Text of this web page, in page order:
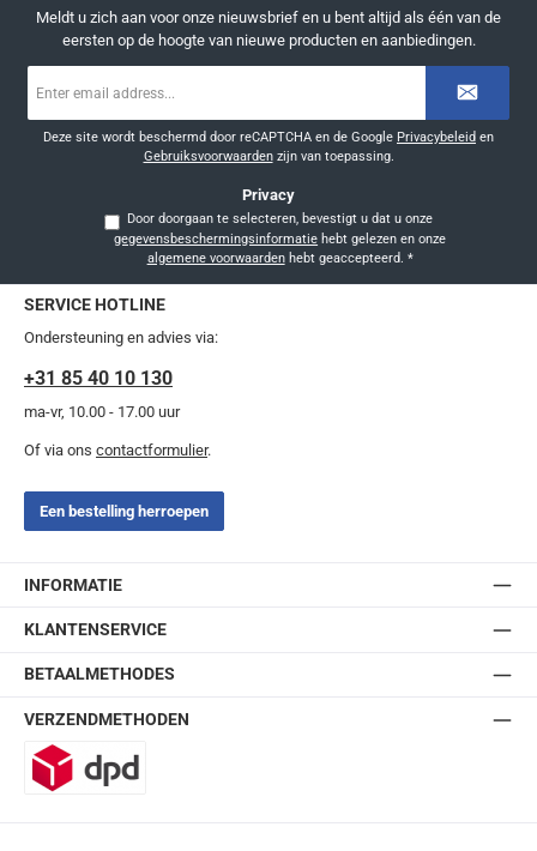
Meldt u zich aan voor onze nieuwsbrief en u bent altijd als één van de
eersten op de hoogte van nieuwe producten en aanbiedingen.
mailadres
Deze site wordt beschermd door reCAPTCHA en de Google Privacybeleid en
Gebruiksvoorwaardenzijn van toepassing.
Privacy
Door doorgaan te selecteren, bevestigt u dat u onze
gegevensbeschermingsinformatie
algemene voorwaardenhebt geaccepteerd. *
SERVICE HOTLINE
Ondersteuning en advies via:
+31 85 40 10 130
ma-vr, 10.00 - 17.00 uur
Of via ons contactformulier.
Een bestelling herroepen
INFORMATIE
KLANTENSERVICE
BETAALMETHODES
VERZENDMETHODEN